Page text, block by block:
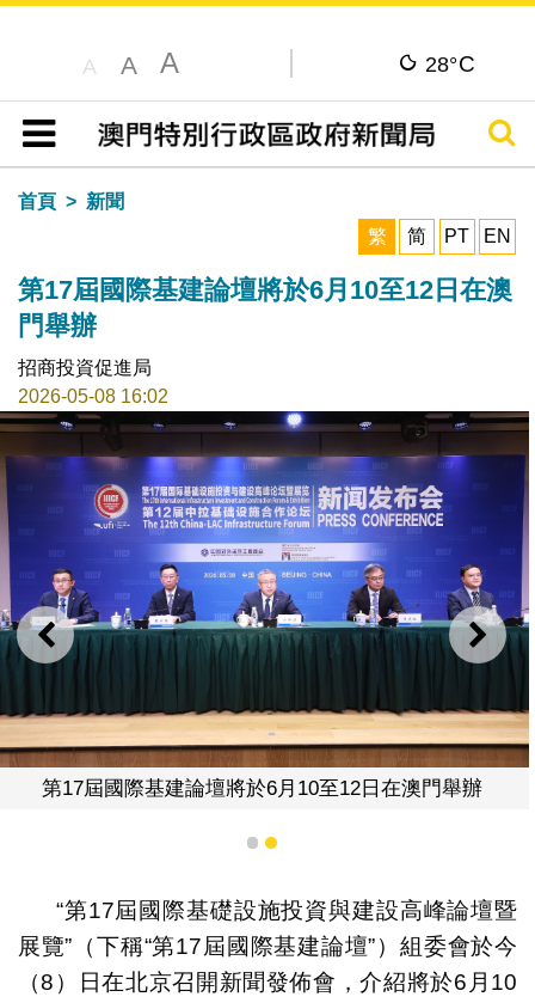
A A A 28°C
目錄
搜尋
首頁
新聞
繁
简 PT EN
第17屆國際基建論壇將於6月10至12日在澳
門舉辦
招商投資促進局
2026-05-08 16:02
上一則 下一
第17屆國際基建論壇將於6月10至12日在澳門舉辦
1 2
“第17屆國際基礎設施投資與建設高峰論壇暨
展覽”（下稱“第17屆國際基建論壇”）組委會於今
（8）日在北京召開新聞發佈會，介紹將於6月10